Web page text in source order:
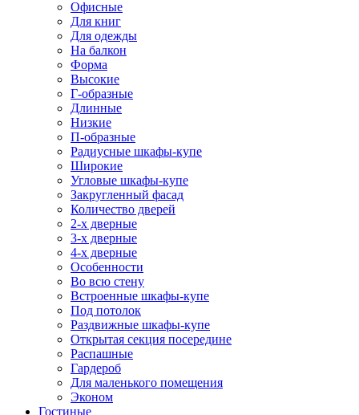
Офисные
Для книг
Для одежды
На балкон
Форма
Высокие
Г-образные
Длинные
Низкие
П-образные
Радиусные шкафы-купе
Широкие
Угловые шкафы-купе
Закругленный фасад
Количество дверей
2-х дверные
3-х дверные
4-х дверные
Особенности
Во всю стену
Встроенные шкафы-купе
Под потолок
Раздвижные шкафы-купе
Открытая секция посередине
Распашные
Гардероб
Для маленького помещения
Эконом
Гостиные